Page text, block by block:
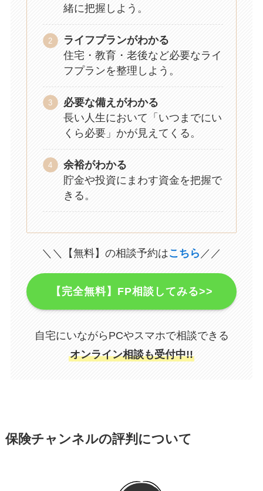
緒に把握しよう。
ライフプランがわかる
住宅・教育・老後など必要なライ
フプランを整理しよう。
必要な備えがわかる
長い人生において「いつまでにい
くら必要」かが見えてくる。
余裕がわかる
貯金や投資にまわす資金を把握で
きる。
＼＼【無料】の相談予約はこちら ／／
【完全無料】FP相談してみる>>
自宅にいながらPCやスマホで相談できる
オンライン相談も受付中!!
保険チャンネルの評判について